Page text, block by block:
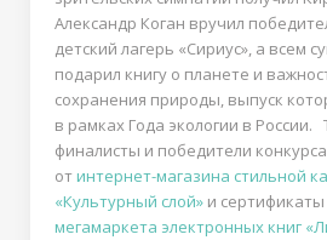
Александр Коган вручил
детский лагерь «Сириус», а всем
подарил книгу о планете и
сохранения природы, выпуск
в рамках Года экологии в России.
финалисты и победители
отинтернет-магазина стильной
«Культурный слой» и
мегамаркета электронных книг